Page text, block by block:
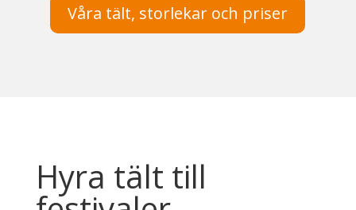
Våra tält, storlekar och priser
Hyra tält till